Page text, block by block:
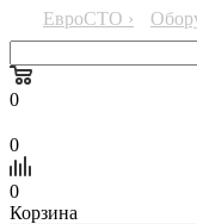
ЕвроСТО ›
0
0
0
Корзина